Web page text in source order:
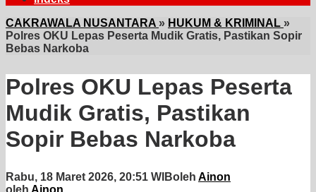
CAKRAWALA NUSANTARA » HUKUM & KRIMINAL »
Polres OKU Lepas Peserta Mudik Gratis, Pastikan Sopir
Bebas Narkoba
Polres OKU Lepas Peserta
Mudik Gratis, Pastikan
Sopir Bebas Narkoba
Rabu, 18 Maret 2026, 20:51 WIBoleh Ainon
oleh Ainon